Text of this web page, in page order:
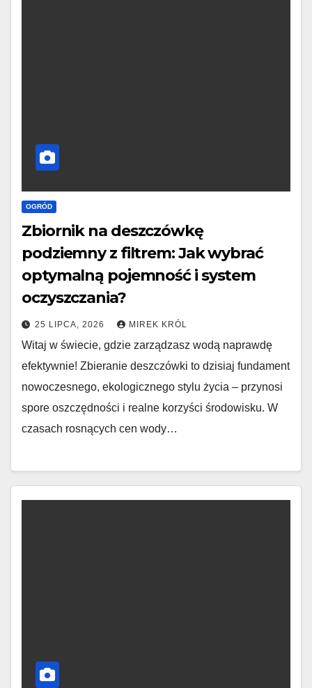
OGRÓD
Zbiornik na deszczówkę
podziemny z filtrem: Jak wybrać
optymalną pojemność i system
oczyszczania?
25 LIPCA, 2026 MIREK KRÓL
Witaj w świecie, gdzie zarządzasz wodą naprawdę
efektywnie! Zbieranie deszczówki to dzisiaj fundament
nowoczesnego, ekologicznego stylu życia – przynosi
spore oszczędności i realne korzyści środowisku. W
czasach rosnących cen wody…